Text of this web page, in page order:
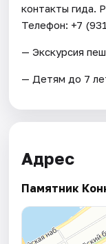
контакты гида.
Телефон: +7
— Экскурсия
— Детям до 7
Адрес
Памятник